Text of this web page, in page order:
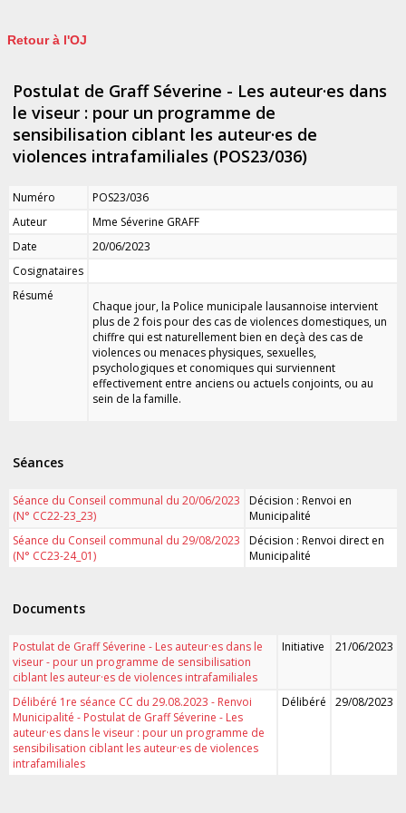
Retour à l'OJ
Postulat de Graff Séverine - Les auteur·es dans
le viseur : pour un programme de
sensibilisation ciblant les auteur·es de
violences intrafamiliales (POS23/036)
Numéro
POS23/036
Auteur
Mme Séverine GRAFF
Date
20/06/2023
Cosignataires
Résumé
Chaque jour, la Police municipale lausannoise intervient
plus de 2 fois pour des cas de violences domestiques, un
chiffre qui est naturellement bien en deçà des cas de
violences ou menaces physiques, sexuelles,
psychologiques et conomiques qui surviennent
effectivement entre anciens ou actuels conjoints, ou au
sein de la famille.
Séances
Séance du Conseil communal du 20/06/2023
(N° CC22-23_23)
Décision : Renvoi en
Municipalité
Séance du Conseil communal du 29/08/2023
(N° CC23-24_01)
Décision : Renvoi direct en
Municipalité
Documents
Postulat de Graff Séverine - Les auteur·es dans le
viseur - pour un programme de sensibilisation
ciblant les auteur·es de violences intrafamiliales
Initiative 21/06/2023
Délibéré 1re séance CC du 29.08.2023 - Renvoi
Municipalité - Postulat de Graff Séverine - Les
auteur·es dans le viseur : pour un programme de
sensibilisation ciblant les auteur·es de violences
intrafamiliales
Délibéré 29/08/2023